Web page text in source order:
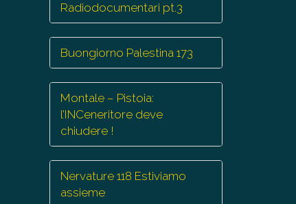
Radiodocumentari pt.3
Buongiorno Palestina 173
Montale – Pistoia:
l’INCeneritore deve
chiudere !
Nervature 118 Estiviamo
assieme